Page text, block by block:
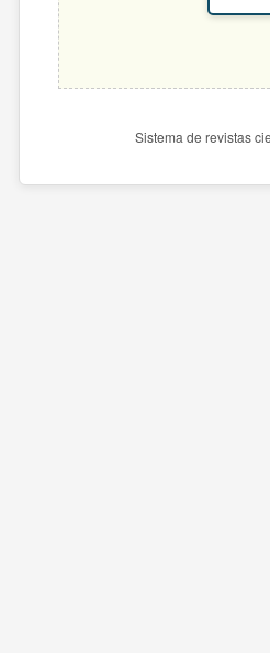
Sistema de revistas